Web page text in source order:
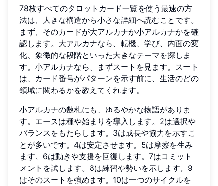
78枚すべてのタロットカード一覧を使う最速の方
法は、大きな構造から小さな詳細へ読むことです。
まず、そのカードが大アルカナか小アルカナかを確
認します。大アルカナなら、転機、学び、内面の変
化、象徴的な段階といった大きなテーマを探しま
す。小アルカナなら、まずスートを見ます。スート
は、カード番号がパターンを示す前に、生活のどの
領域に関わるかを教えてくれます。
小アルカナの数札にも、ゆるやかな物語がありま
す。エースは種や始まりを導入します。2は選択や
バランスをもたらします。3は成長や協力を示すこ
とが多いです。4は安定させます。5は摩擦を生み
ます。6は動きや支援を回復します。7はコミット
メントを試します。8は練習や勢いを示します。9
はそのスートを強めます。10は一つのサイクルを